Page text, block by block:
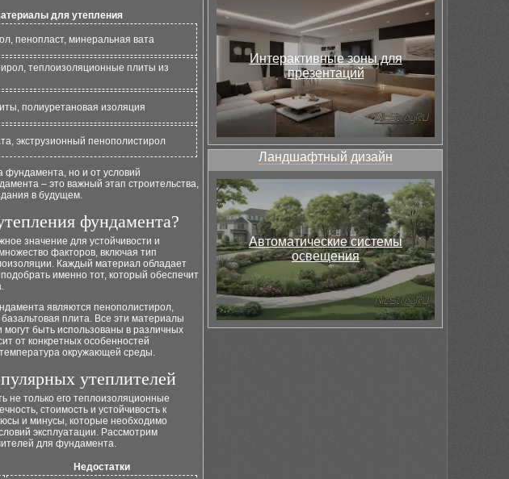
для утепления
пенопласт, минеральная вата
теплоизоляционные плиты из
полиуретановая изоляция
экструзионный пенополистирол
фундамента, но и от условий
– это важный этап строительства,
в будущем.
фундамента?
значение для устойчивости и
факторов, включая тип
Каждый материал обладает
именно тот, который обеспечит
являются пенополистирол,
плита. Все эти материалы
быть использованы в различных
от конкретных особенностей
окружающей среды.
утеплителей
не только его теплоизоляционные
стоимость и устойчивость к
и минусы, которые необходимо
эксплуатации. Рассмотрим
для фундамента.
Недостатки
Интерактивные зоны для
презентаций
Ландшафтный дизайн
Автоматические системы
освещения